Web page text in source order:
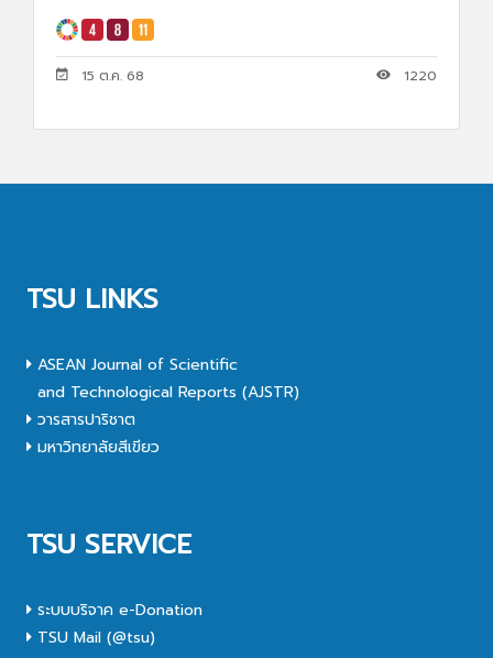
15 ต.ค. 68 1220
TSU LINKS
ASEAN Journal of Scientific
and Technological Reports (AJSTR)
วารสารปาริชาต
มหาวิทยาลัยสีเขียว
TSU SERVICE
ระบบบริจาค e-Donation
TSU Mail (@tsu)